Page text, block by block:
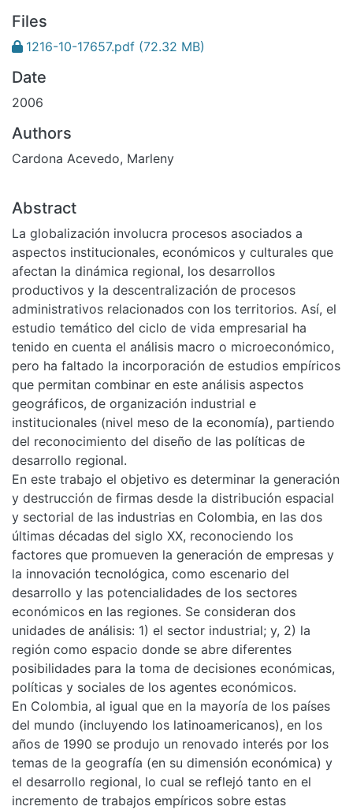
Files
1216-10-17657.pdf (72.32 MB)
Date
2006
Authors
Cardona Acevedo, Marleny
Abstract
La globalización involucra procesos asociados a
aspectos institucionales, económicos y culturales que
afectan la dinámica regional, los desarrollos
productivos y la descentralización de procesos
administrativos relacionados con los territorios. Así, el
estudio temático del ciclo de vida empresarial ha
tenido en cuenta el análisis macro o microeconómico,
pero ha faltado la incorporación de estudios empíricos
que permitan combinar en este análisis aspectos
geográficos, de organización industrial e
institucionales (nivel meso de la economía), partiendo
del reconocimiento del diseño de las políticas de
desarrollo regional.
En este trabajo el objetivo es determinar la generación
y destrucción de firmas desde la distribución espacial
y sectorial de las industrias en Colombia, en las dos
últimas décadas del siglo XX, reconociendo los
factores que promueven la generación de empresas y
la innovación tecnológica, como escenario del
desarrollo y las potencialidades de los sectores
económicos en las regiones. Se consideran dos
unidades de análisis: 1) el sector industrial; y, 2) la
región como espacio donde se abre diferentes
posibilidades para la toma de decisiones económicas,
políticas y sociales de los agentes económicos.
En Colombia, al igual que en la mayoría de los países
del mundo (incluyendo los latinoamericanos), en los
años de 1990 se produjo un renovado interés por los
temas de la geografía (en su dimensión económica) y
el desarrollo regional, lo cual se reflejó tanto en el
incremento de trabajos empíricos sobre estas